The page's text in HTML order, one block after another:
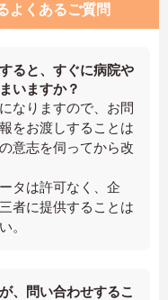
よくあるご質問
ると、すぐに病院や
いますか？
なりますので、お問
をお渡しすることは
意志を伺ってから改
タは許可なく、企
者に提供することは
。
、問い合わせするこ